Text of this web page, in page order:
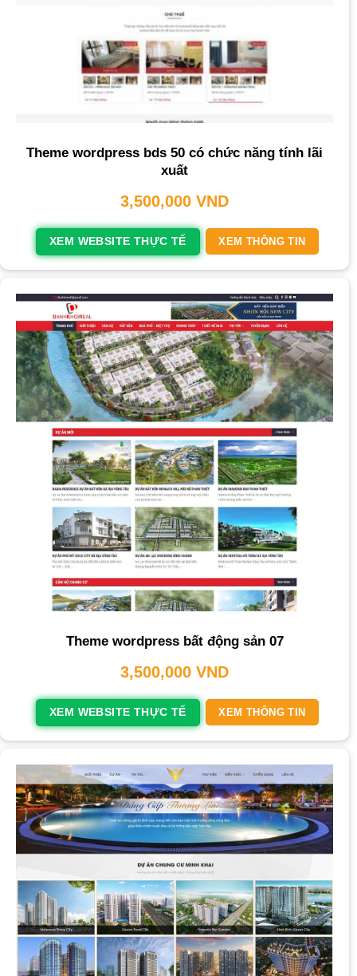
Theme wordpress bds 50 có chức năng tính lãi
xuất
3,500,000 VND
XEM WEBSITE THỰC TẾ XEM THÔNG TIN
Theme wordpress bất động sản 07
3,500,000 VND
XEM WEBSITE THỰC TẾ XEM THÔNG TIN